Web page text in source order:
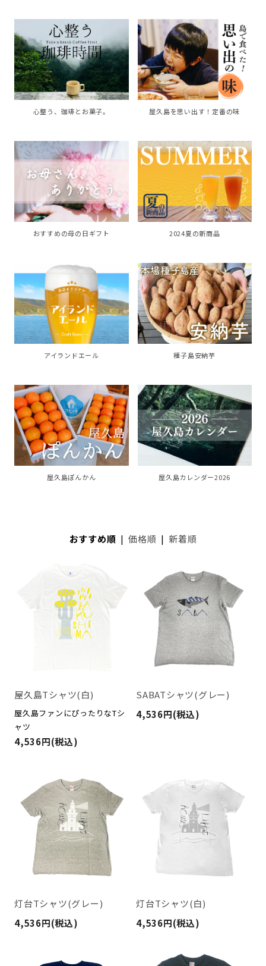
心整う、珈琲とお菓子。 屋久島を思い出す！定番の味
おすすめの母の日ギフト 2024夏の新商品
アイランドエール 種子島安納芋
屋久島ぽんかん 屋久島カレンダー2026
おすすめ順 |価格順 | 新着順
屋久島Tシャツ(白)
屋久島ファンにぴったりなTシ
ャツ
4,536円(税込)
SABATシャツ(グレー)
4,536円(税込)
灯台Tシャツ(グレー)
4,536円(税込)
灯台Tシャツ(白)
4,536円(税込)